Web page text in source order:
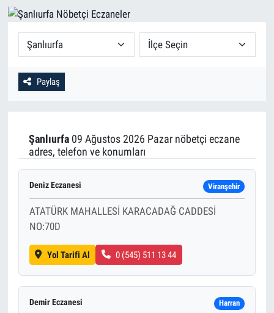
Paylaş
Şanlıurfa09 Ağustos 2026 Pazar nöbetçi eczane
adres, telefon ve konumları
Deniz Eczanesi Viranşehir
ATATÜRK MAHALLESİ KARACADAĞ CADDESİ
NO:70D
Yol Tarifi Al 0 (545) 511 13 44
Demir Eczanesi Harran